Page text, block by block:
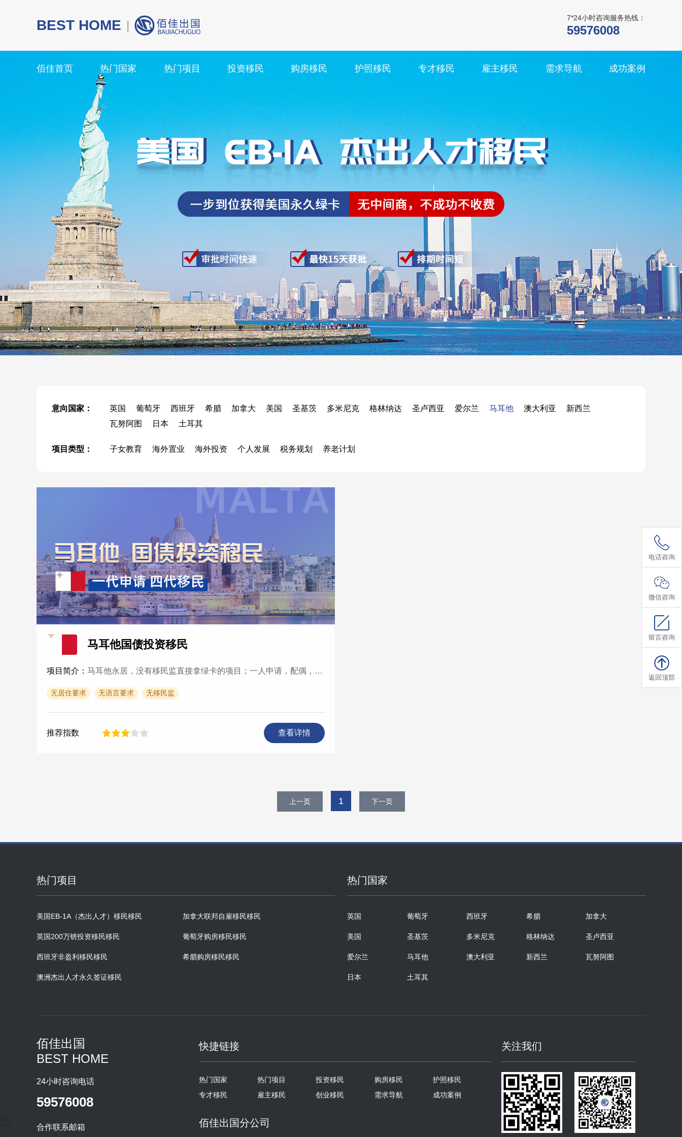
BEST HOME |
7*24小时咨询服务热线：
59576008
佰佳首页 热门国家 热门项目 投资移民 购房移民 护照移民 专才移民 雇主移民 需求导航 成功案例
意向国家： 英国 葡萄牙 西班牙 希腊 加拿大 美国 圣基茨 多米尼克 格林纳达 圣卢西亚 爱尔兰 马耳他 澳大利亚
新西兰
瓦努阿图
日本 土耳其
项目类型： 子女教育 海外置业 海外投资 个人发展 税务规划 养老计划
马耳他国债投资移民
项目简介： 马耳他永居，没有移民监直接拿绿卡的项目；一人申请，配偶，经济依附于主申请人的未婚子女（建议27周岁以下），父母和祖父母皆可获得身份；4递交后12-18个月即获得身份，即···
无居住要求 无语言要求 无移民监
推荐指数 查看详情
上一页 1 下一页
热门项目
美国EB-1A（杰出人才）移民移民 加拿大联邦自雇移民移民
英国200万镑投资移民移民 葡萄牙购房移民移民
西班牙非盈利移民移民 希腊购房移民移民
澳洲杰出人才永久签证移民
热门国家
英国 葡萄牙 西班牙 希腊 加拿大
美国 圣基茨 多米尼克 格林纳达 圣卢西亚
爱尔兰 马耳他 澳大利亚 新西兰 瓦努阿图
日本 土耳其
佰佳出国
BEST HOME
24小时咨询电话
59576008
合作联系邮箱
快捷链接
热门国家 热门项目 投资移民 购房移民
护照移民
专才移民
雇主移民 创业移民 需求导航 成功案例
佰佳出国分公司
关注我们
电话咨询
59576008
微信咨询
留言咨询
返回顶部